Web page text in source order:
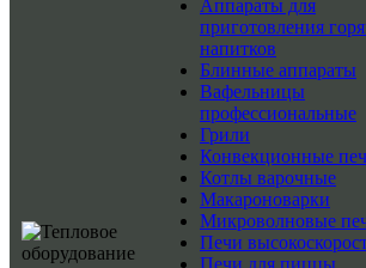
Аппараты для
приготовления
напитков
Блинные аппараты
Вафельницы
профессиональные
Грили
Конвекционные
Котлы варочные
Макароноварки
Микроволновые
Печи
Печи для пиццы